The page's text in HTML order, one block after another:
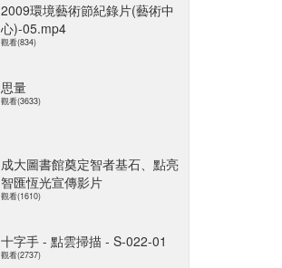
2009環境藝術節紀錄片(藝術中
心)-05.mp4
觀看(834)
思量
觀看(3633)
成大圖書館奠定智者基石、點亮
智匯恆光宣傳影片
觀看(1610)
十字手 - 點雲掃描 - S-022-01
觀看(2737)